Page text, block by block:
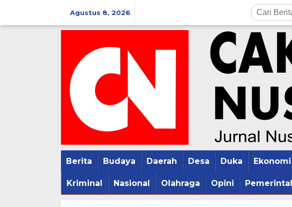
konten
Agustus 8, 2026
Berita Budaya Daerah Desa Duka Ekonomi
Kriminal Nasional Olahraga Opini